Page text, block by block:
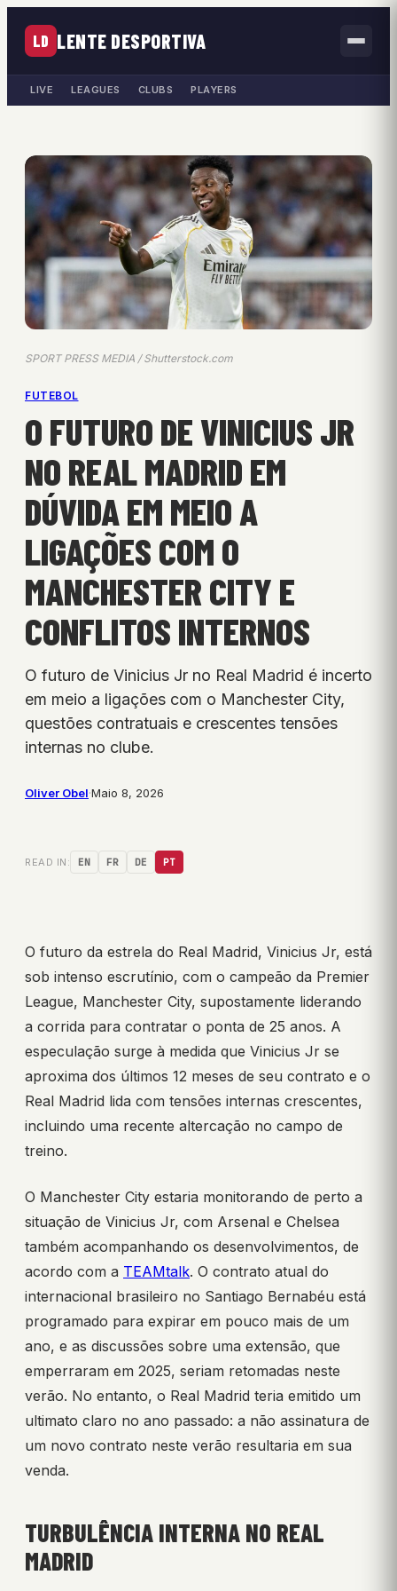
LD LENTE DESPORTIVA
LIVE LEAGUES CLUBS PLAYERS
SPORT PRESS MEDIA / Shutterstock.com
FUTEBOL
O FUTURO DE VINICIUS JR
NO REAL MADRID EM
DÚVIDA EM MEIO A
LIGAÇÕES COM O
MANCHESTER CITY E
CONFLITOS INTERNOS
O futuro de Vinicius Jr no Real Madrid é incerto
em meio a ligações com o Manchester City,
questões contratuais e crescentes tensões
internas no clube.
Oliver Obel·Maio 8, 2026
READ IN: EN FR DE PT
O futuro da estrela do Real Madrid, Vinicius Jr, está
sob intenso escrutínio, com o campeão da Premier
League, Manchester City, supostamente liderando
a corrida para contratar o ponta de 25 anos. A
especulação surge à medida que Vinicius Jr se
aproxima dos últimos 12 meses de seu contrato e o
Real Madrid lida com tensões internas crescentes,
incluindo uma recente altercação no campo de
treino.
O Manchester City estaria monitorando de perto a
situação de Vinicius Jr, com Arsenal e Chelsea
também acompanhando os desenvolvimentos, de
acordo com a TEAMtalk. O contrato atual do
internacional brasileiro no Santiago Bernabéu está
programado para expirar em pouco mais de um
ano, e as discussões sobre uma extensão, que
emperraram em 2025, seriam retomadas neste
verão. No entanto, o Real Madrid teria emitido um
ultimato claro no ano passado: a não assinatura de
um novo contrato neste verão resultaria em sua
venda.
TURBULÊNCIA INTERNA NO REAL
MADRID